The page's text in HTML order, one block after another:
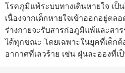
โรคภูมิแพ้ระบบทางเดินหายใจ เ
เนื่องจากเด็กหายใจเข้าออกอยู่ตล
ร่างกายจะรับสารก่อภูมิแพ้และสา
ได้ทุกขณะ โดยเฉพาะในยุคที่เด็ก
อากาศที่เลวร้าย เช่น ฝุ่นละอองที่เ